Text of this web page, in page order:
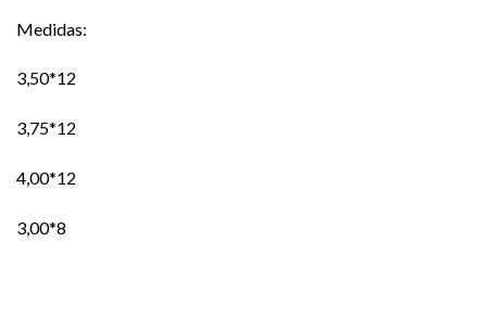
Medidas:
3,50*12
3,75*12
4,00*12
3,00*8